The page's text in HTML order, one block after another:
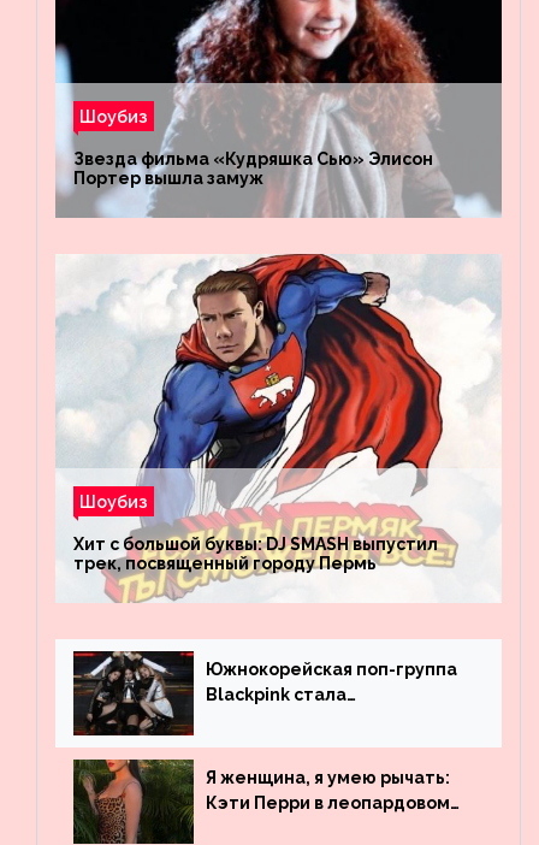
Шоубиз
Звезда фильма «Кудряшка Сью» Элисон
Портер вышла замуж
Шоубиз
Хит с большой буквы: DJ SMASH выпустил
трек, посвященный городу Пермь
Южнокорейская поп-группа
Blackpink стала
просмотрам на YouTube. Они
обогнали даже Джастина
Бибера
Я женщина, я умею рычать:
Кэти Перри в леопардовом